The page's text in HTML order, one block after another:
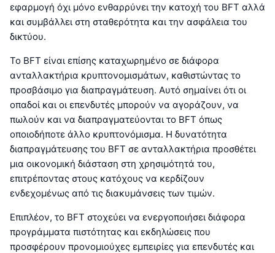
εφαρμογή όχι μόνο ενθαρρύνει την κατοχή του BFT αλλά
και συμβάλλει στη σταθερότητα και την ασφάλεια του
δικτύου.
Το BFT είναι επίσης καταχωρημένο σε διάφορα
ανταλλακτήρια κρυπτονομισμάτων, καθιστώντας το
προσβάσιμο για διαπραγμάτευση. Αυτό σημαίνει ότι οι
οπαδοί και οι επενδυτές μπορούν να αγοράζουν, να
πωλούν και να διαπραγματεύονται το BFT όπως
οποιοδήποτε άλλο κρυπτονόμισμα. Η δυνατότητα
διαπραγμάτευσης του BFT σε ανταλλακτήρια προσθέτει
μια οικονομική διάσταση στη χρησιμότητά του,
επιτρέποντας στους κατόχους να κερδίζουν
ενδεχομένως από τις διακυμάνσεις των τιμών.
Επιπλέον, το BFT στοχεύει να ενεργοποιήσει διάφορα
προγράμματα πιστότητας και εκδηλώσεις που
προσφέρουν προνομιούχες εμπειρίες για επενδυτές και